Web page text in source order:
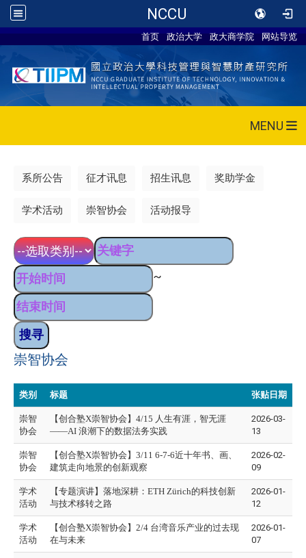
NCCU
首页 政治大学 政大商学院 网站导览
MENU
系所公告 征才讯息 招生讯息 奖助学金
学术活动 崇智协会 活动报导
~
崇智协会
类别 标题 张贴日期
崇智
协会
【创合塾X崇智协会】4/15 人生有涯，智无涯
——AI 浪潮下的数据法务实践
2026-03-
13
崇智
协会
【创合塾X崇智协会】3/11 6-7-6近十年书、画、
建筑走向地景的创新观察
2026-02-
09
学术
活动
【专题演讲】落地深耕：ETH Zürich的科技创新
与技术移转之路
2026-01-
12
学术
活动
【创合塾X崇智协会】2/4 台湾音乐产业的过去现
在与未来
2026-01-
07